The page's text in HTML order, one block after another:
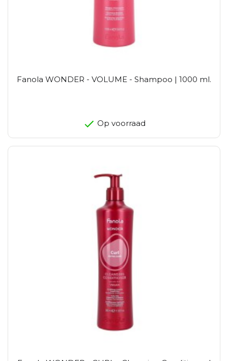
Fanola WONDER - VOLUME - Shampoo | 1000 ml.
Op voorraad